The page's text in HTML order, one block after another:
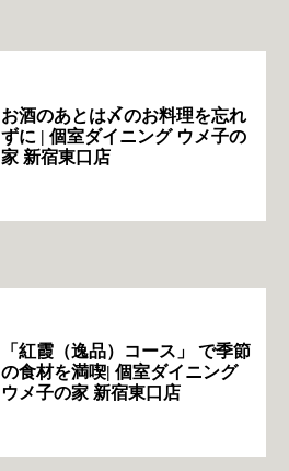
お酒のあとは〆のお料理を忘れ
ずに | 個室ダイニング ウメ子の
家 新宿東口店
「紅霞（逸品）コース」 で季節
の食材を満喫| 個室ダイニング
ウメ子の家 新宿東口店